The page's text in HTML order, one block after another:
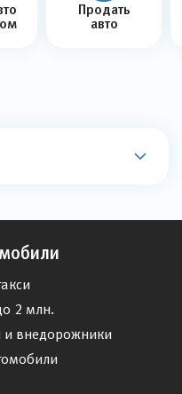
Продать
авто
2 млн.
и внедорожники